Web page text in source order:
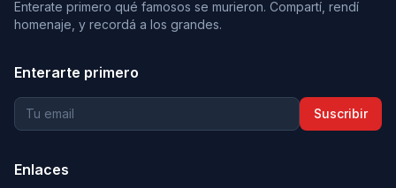
Enterate primero qué famosos se murieron. Compartí, rendí
homenaje, y recordá a los grandes.
Enterarte primero
Suscribir
Enlaces